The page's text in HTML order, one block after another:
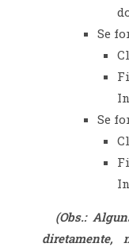
Se
Se
(Obs.:
diretamente,